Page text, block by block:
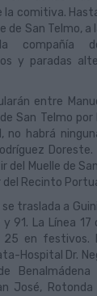
la comitiva.
de San Telmo, a
la compañía
y paradas
entre
San Telmo
no habrá
del Muelle de
Recinto
traslada a
y 91. La Línea 17
en festivos.
Hospital Dr.
Benalmádena
José, Rotonda